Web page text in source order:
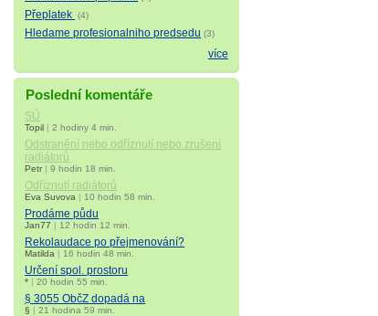
Přeplatek (4)
Hledame profesionalniho predsedu (3)
více
Poslední komentáře
SÚ
Topil |2 hodiny 4 min.
Odstranění nebo odříznutí nebo zrušení
radiátorů
Petr|9 hodin 18 min.
Odříznutí radiátorů
Eva Suvova | 10 hodin 58 min.
Prodáme půdu
Jan77 | 12 hodin 12 min.
Rekolaudace po přejmenování?
Matilda | 16 hodin 48 min.
Určení spol. prostoru
* |20 hodin 55 min.
§ 3055 ObčZ dopadá na
§ |21 hodina 59 min.